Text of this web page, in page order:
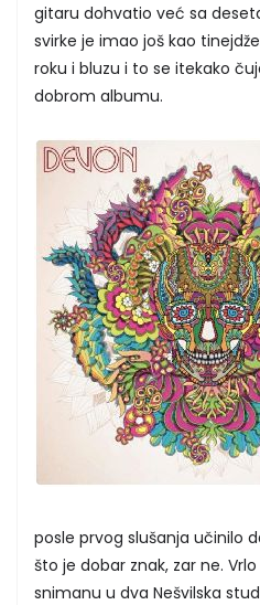
gitaru dohvatio već sa
svirke je imao još kao
roku i bluzu i to se itekako
dobrom albumu.
posle prvog slušanja učinilo
što je dobar znak, zar ne.
snimanu u dva Nešvilska